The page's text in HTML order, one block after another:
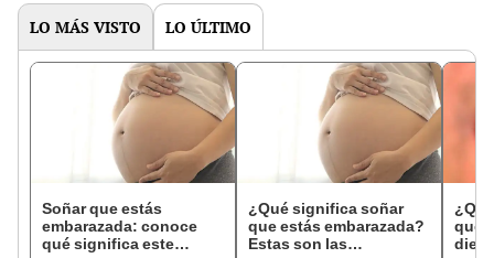
LO MÁS VISTO LO ÚLTIMO
Soñar que estás
embarazada: conoce
qué significa este
¿Qué significa soñar
que estás embarazada?
Estas son las
que